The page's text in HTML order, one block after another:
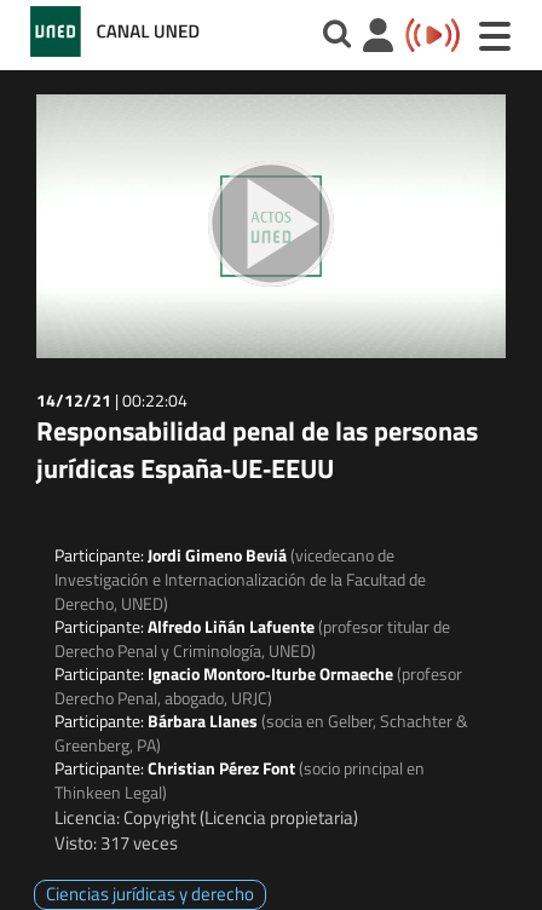
Toggle
14/12/21 |00:22:04
Responsabilidad penal de las personas
jurídicas España‐UE‐EEUU
Participante:Jordi Gimeno Beviá(vicedecano de
Investigación e Internacionalización de la Facultad de
Derecho, UNED)
Participante:Alfredo Liñán Lafuente(profesor titular de
Derecho Penal y Criminología, UNED)
Participante: Ignacio Montoro‐Iturbe Ormaeche(profesor
Derecho Penal, abogado, URJC)
Participante: Bárbara Llanes(socia en Gelber, Schachter &
Greenberg, PA)
Participante:Christian Pérez Font(socio principal en
Thinkeen Legal)
Licencia: Copyright (Licencia propietaria)
Visto: 317 veces
Ciencias jurídicas y derecho